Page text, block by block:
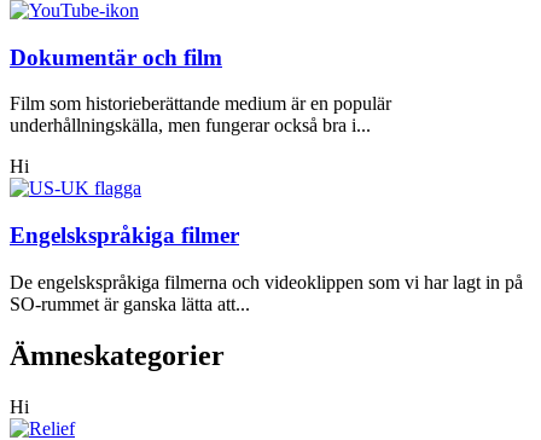
Dokumentär och film
Film som historieberättande medium är en populär
underhållningskälla, men fungerar också bra i...
Hi
Engelskspråkiga filmer
De engelskspråkiga filmerna och videoklippen som vi har lagt in på
SO-rummet är ganska lätta att...
Ämneskategorier
Hi